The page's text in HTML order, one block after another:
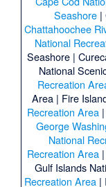
Seashore|
Chattahoochee
National
Seashore|
National
Recreation
Area | Fire
Recreation Area |
George
National
Recreation Area |
Gulf Islands
Recreation Area |